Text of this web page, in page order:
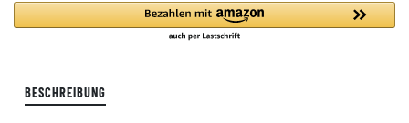
BESCHREIBUNG